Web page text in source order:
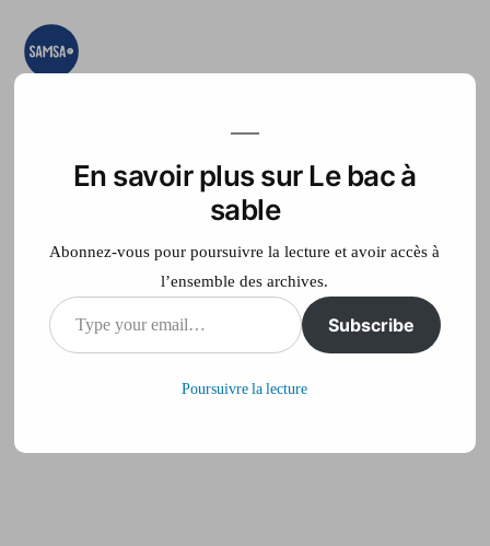
Aller
teste, on expérimente
Accueil France Télé
Canicule
En savoir plus sur Le bac à
sable
Abonnez-vous pour poursuivre la lecture et avoir accès à
l’ensemble des archives.
Type
your
Subscribe
Poursuivre la lecture